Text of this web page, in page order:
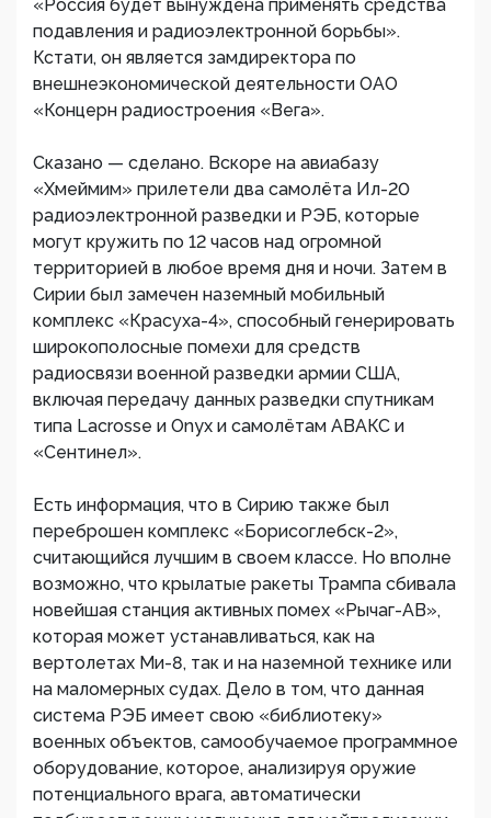
«Россия будет вынуждена применять средства
подавления и радиоэлектронной борьбы».
Кстати, он является замдиректора по
внешнеэкономической деятельности ОАО
«Концерн радиостроения «Вега».
Сказано — сделано. Вскоре на авиабазу
«Хмеймим» прилетели два самолёта Ил-20
радиоэлектронной разведки и РЭБ, которые
могут кружить по 12 часов над огромной
территорией в любое время дня и ночи. Затем в
Сирии был замечен наземный мобильный
комплекс «Красуха-4», способный генерировать
широкополосные помехи для средств
радиосвязи военной разведки армии США,
включая передачу данных разведки спутникам
типа Lacrosse и Onyx и самолётам АВАКС и
«Сентинел».
Есть информация, что в Сирию также был
переброшен комплекс «Борисоглебск-2»,
считающийся лучшим в своем классе. Но вполне
возможно, что крылатые ракеты Трампа сбивала
новейшая станция активных помех «Рычаг-АВ»,
которая может устанавливаться, как на
вертолетах Ми-8, так и на наземной технике или
на маломерных судах. Дело в том, что данная
система РЭБ имеет свою «библиотеку»
военных объектов, самообучаемое программное
оборудование, которое, анализируя оружие
потенциального врага, автоматически